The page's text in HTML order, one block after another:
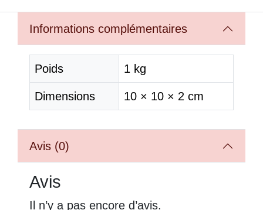
Informations complémentaires
Poids 1 kg
Dimensions 10 × 10 × 2 cm
Avis (0)
Avis
Il n’y a pas encore d’avis.